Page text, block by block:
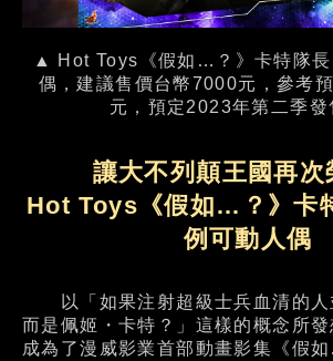
▲ Hot Toys《假如…？》卡特隊長
偶，建議售價台幣7000元，參考
元，預定2023年第二季
讓大不列顛王國再次
Hot Toys《假如…？》卡
例可動人偶
以「如果注射超級士兵血清的人
而是佩姬・卡特？」這樣的概念所發
成為了漫威影業首部動畫影集《假